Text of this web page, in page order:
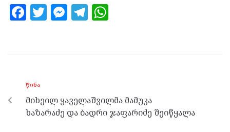
F
o
o
k
T M
er
T
m p
p
ᲬᲘᲜᲐ
მიხეილ ყაველაშვილმა მამუკა
ხაზარაძე და ბადრი ჯაფარიძე შეიწყალა